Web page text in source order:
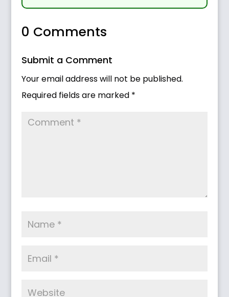
0 Comments
Submit a Comment
Your email address will not be published.
Required fields are marked *